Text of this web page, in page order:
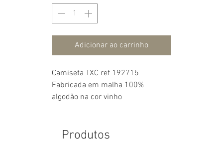
Adicionar ao carrinho
Camiseta TXC ref 192715
Fabricada em malha 100%
algodão na cor vinho
Produtos